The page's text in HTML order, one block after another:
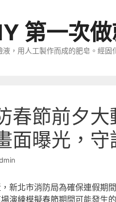
第一次
，用人工製作而成的肥皂。經固
春節前夕
面曝光，
新北市消防局為確保連假期
演練模擬春節期間可能發生